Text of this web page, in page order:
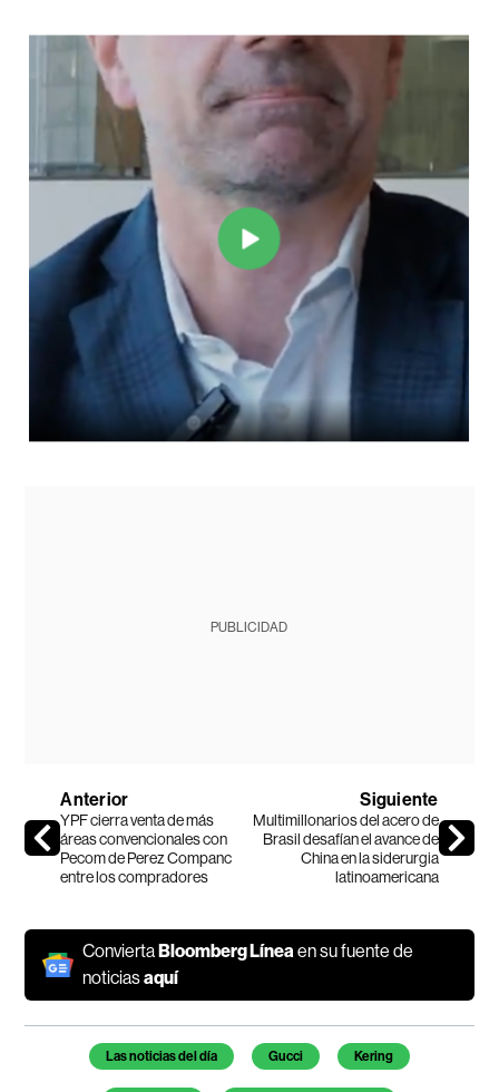
PUBLICIDAD
Anterior
YPF cierra venta de más
áreas convencionales con
Pecom de Perez Companc
entre los compradores
Siguiente
Multimillonarios del acero de
Brasil desafían el avance de
China en la siderurgia
latinoamericana
ConviertaBloomberg Líneaen su fuente de
noticiasaquí
Temas de este artículo
Las noticias del día Gucci Kering